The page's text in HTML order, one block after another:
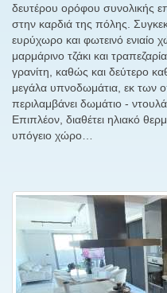
δευτέρου ορόφου συνολικής
στην καρδιά της πόλης.
ευρύχωρο και φωτεινό ενιαίο
μαρμάρινο τζάκι και
γρανίτη, καθώς και δεύτερο
μεγάλα υπνοδωμάτια, εκ των
περιλαμβάνει δωμάτιο -
Επιπλέον, διαθέτει ηλιακό
υπόγειο χώρο…